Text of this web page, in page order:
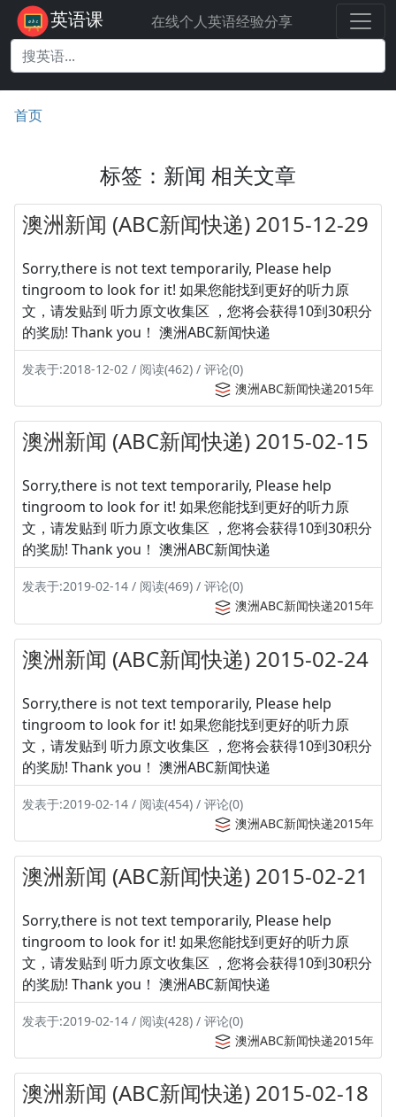
英语课 在线个人英语经验分享
首页
标签：新闻 相关文章
澳洲新闻 (ABC新闻快递) 2015-12-29
Sorry,there is not text temporarily, Please help
tingroom to look for it! 如果您能找到更好的听力原
文，请发贴到 听力原文收集区 ，您将会获得10到30积分
的奖励! Thank you！ 澳洲ABC新闻快递
发表于:2018-12-02 / 阅读(462) / 评论(0)
澳洲ABC新闻快递2015年
澳洲新闻 (ABC新闻快递) 2015-02-15
Sorry,there is not text temporarily, Please help
tingroom to look for it! 如果您能找到更好的听力原
文，请发贴到 听力原文收集区 ，您将会获得10到30积分
的奖励! Thank you！ 澳洲ABC新闻快递
发表于:2019-02-14 / 阅读(469) / 评论(0)
澳洲ABC新闻快递2015年
澳洲新闻 (ABC新闻快递) 2015-02-24
Sorry,there is not text temporarily, Please help
tingroom to look for it! 如果您能找到更好的听力原
文，请发贴到 听力原文收集区 ，您将会获得10到30积分
的奖励! Thank you！ 澳洲ABC新闻快递
发表于:2019-02-14 / 阅读(454) / 评论(0)
澳洲ABC新闻快递2015年
澳洲新闻 (ABC新闻快递) 2015-02-21
Sorry,there is not text temporarily, Please help
tingroom to look for it! 如果您能找到更好的听力原
文，请发贴到 听力原文收集区 ，您将会获得10到30积分
的奖励! Thank you！ 澳洲ABC新闻快递
发表于:2019-02-14 / 阅读(428) / 评论(0)
澳洲ABC新闻快递2015年
澳洲新闻 (ABC新闻快递) 2015-02-18